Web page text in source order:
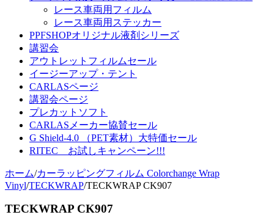
レース車両用フィルム
レース車両用ステッカー
PPFSHOPオリジナル液剤シリーズ
講習会
アウトレットフィルムセール
イージーアップ・テント
CARLASページ
講習会ページ
プレカットソフト
CARLASメーカー協賛セール
G Shield-4.0 （PET素材）大特価セール
RITEC お試しキャンペーン!!!
ホーム/カーラッピングフィルム Colorchange Wrap
Vinyl/TECKWRAP/TECKWRAP CK907
TECKWRAP CK907